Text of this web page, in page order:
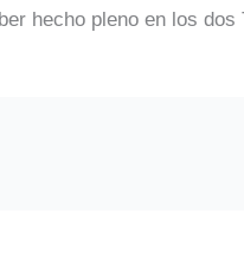
hecho pleno en los